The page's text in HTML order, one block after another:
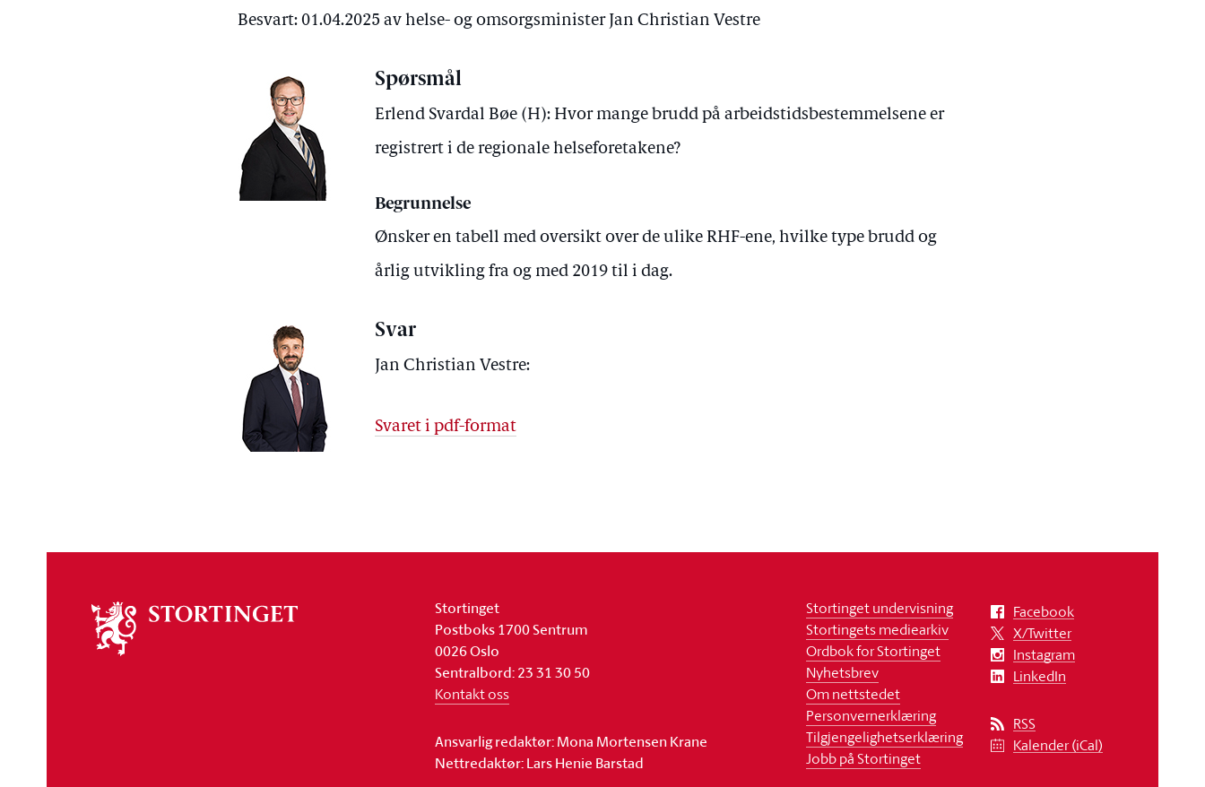
Besvart: 01.04.2025 av helse- og omsorgsminister Jan Christian Vestre
Spørsmål
Erlend Svardal Bøe (H): Hvor mange brudd på arbeidstidsbestemmelsene er
registrert i de regionale helseforetakene?
Begrunnelse
Ønsker en tabell med oversikt over de ulike RHF-ene, hvilke type brudd og
årlig utvikling fra og med 2019 til i dag.
Svar
Jan Christian Vestre:
Svaret i pdf-format
stortinget
Stortinget
Postboks 1700 Sentrum
0026 Oslo
Sentralbord: 23 31 30 50
Kontakt oss
Ansvarlig redaktør: Mona Mortensen Krane
Nettredaktør: Lars Henie Barstad
Stortinget undervisning
Stortingets mediearkiv
Ordbok for Stortinget
Nyhetsbrev
Om nettstedet
Personvernerklæring
Tilgjengelighetserklæring
Jobb på Stortinget
Facebook
X/Twitter
Instagram
LinkedIn
RSS
Kalender (iCal)